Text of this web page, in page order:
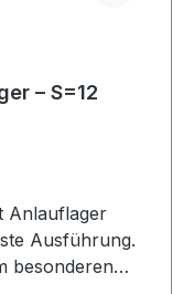
– S=12
Anlauflager
Ausführung.
besonderen